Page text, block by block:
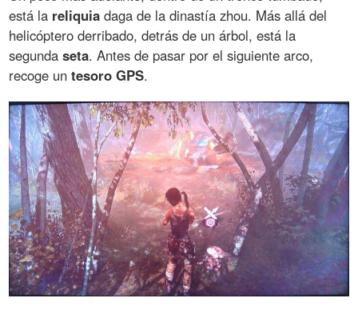
está la reliquia daga de la dinastía zhou. Más allá del
helicóptero derribado, detrás de un árbol, está la
segundaseta. Antes de pasar por el siguiente arco,
recoge untesoro GPS.